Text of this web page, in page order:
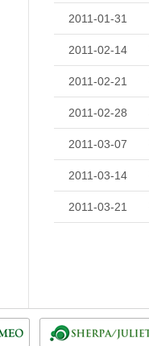
2011-01-31
2011-02-14
2011-02-21
2011-02-28
2011-03-07
2011-03-14
2011-03-21